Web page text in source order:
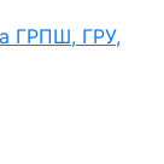
ГРПШ, ГРУ,